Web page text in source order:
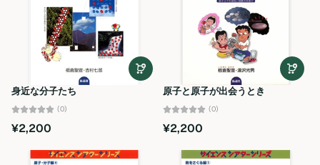
身近な分子たち
(0)
¥2,200
原子と原子が出会うとき
(0)
¥2,200